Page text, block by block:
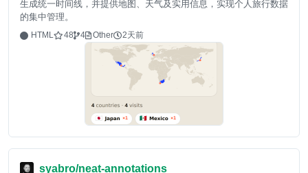
生成统一时间线，并提供地图、天气及实用信息，实现个人旅行数据
的集中管理。
HTML 48 4 Other 2天前
syabro/neat-annotations